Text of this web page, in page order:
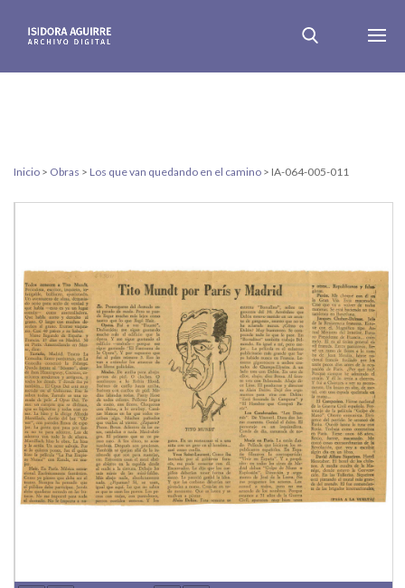
Inicio > Obras > Los que van quedando en el camino > IA-064-005-011